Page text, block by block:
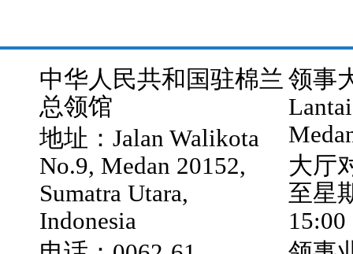
中华人民共和国驻棉兰
总领馆
地址：Jalan Walikota
No.9, Medan 20152,
Sumatra Utara,
Indonesia
领事
大厅
至星
15:00